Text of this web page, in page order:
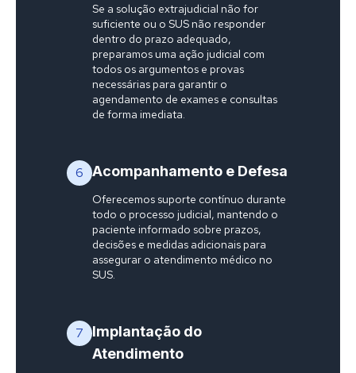
Se a solução extrajudicial não for
suficiente ou o SUS não responder
dentro do prazo adequado,
preparamos uma ação judicial com
todos os argumentos e provas
necessárias para garantir o
agendamento de exames e consultas
de forma imediata.
6 Acompanhamento e Defesa
Oferecemos suporte contínuo durante
todo o processo judicial, mantendo o
paciente informado sobre prazos,
decisões e medidas adicionais para
assegurar o atendimento médico no
SUS.
7
Implantação do
Atendimento